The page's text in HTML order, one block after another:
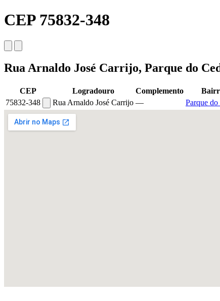
CEP 75832-348
Rua Arnaldo José Carrijo, Parque do
CEP Logradouro Complemento
75832-348
Rua Arnaldo José Carrijo — Parque